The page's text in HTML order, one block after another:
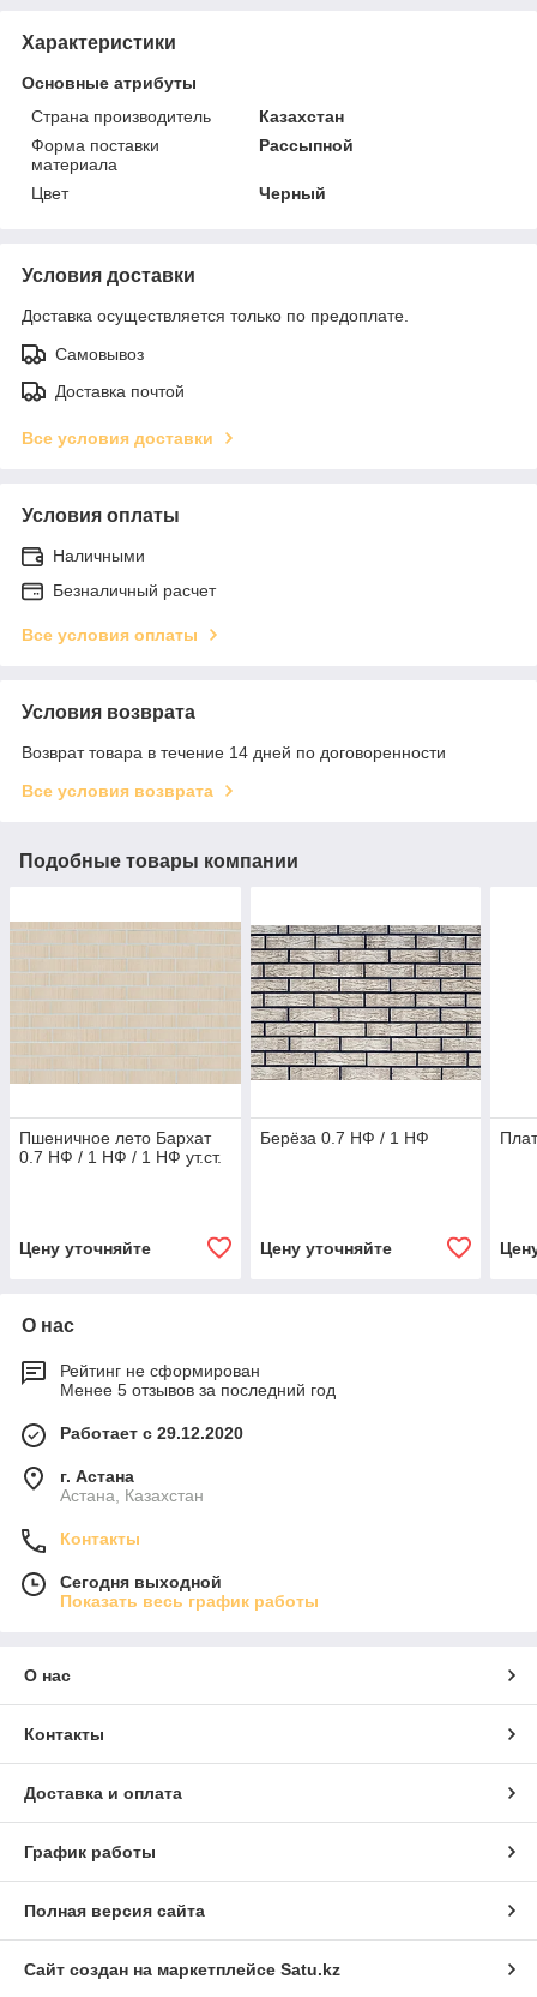
Характеристики
Основные атрибуты
Страна производитель
Казахстан
Форма поставки
материала
Рассыпной
Цвет Черный
Условия доставки
Доставка осуществляется только по предоплате.
Самовывоз
Доставка почтой
Все условия доставки
Условия оплаты
Наличными
Безналичный расчет
Все условия оплаты
Условия возврата
Возврат товара в течение 14 дней по договоренности
Все условия возврата
Подобные товары компании
Пшеничное лето Бархат
0.7 НФ / 1 НФ / 1 НФ ут.ст.
Цену уточняйте
Берёза 0.7 НФ / 1 НФ
Цену уточняйте
О нас
Рейтинг не сформирован
Менее 5 отзывов за последний год
Работает с 29.12.2020
г. Астана
Астана, Казахстан
Контакты
Сегодня выходной
Показать весь график работы
О нас
Контакты
Доставка и оплата
График работы
Полная версия сайта
Сайт создан на маркетплейсе Satu.kz